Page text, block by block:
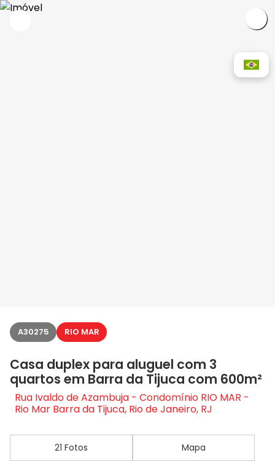
A30275 RIO MAR
Casa duplex para aluguel com 3
quartos em Barra da Tijuca com 600m²
Rua Ivaldo de Azambuja - Condomínio RIO MAR -
Rio Mar Barra da Tijuca, Rio de Janeiro, RJ
21 Fotos Mapa